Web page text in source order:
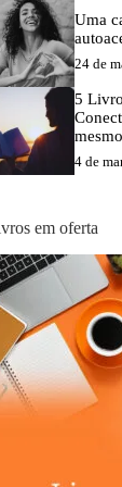
Uma
24 de
5
4 de
em oferta